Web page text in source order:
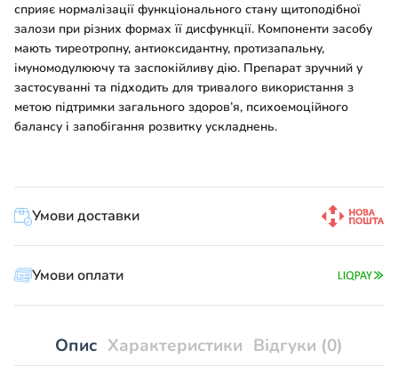
сприяє нормалізації функціонального стану щитоподібної
залози при різних формах її дисфункції. Компоненти засобу
мають тиреотропну, антиоксидантну, протизапальну,
імуномодулюючу та заспокійливу дію. Препарат зручний у
застосуванні та підходить для тривалого використання з
метою підтримки загального здоров’я, психоемоційного
балансу і запобігання розвитку ускладнень.
Умови доставки
Умови оплати
Опис Характеристики Відгуки (0)